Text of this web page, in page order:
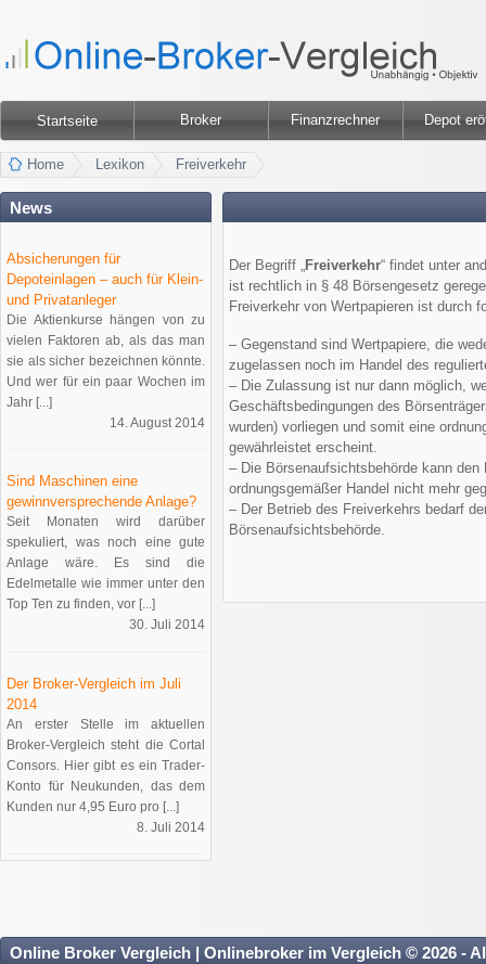
Startseite Broker Finanzrechner Depot
Home Lexikon Freiverkehr
News
Absicherungen für
Depoteinlagen – auch für Klein-
und Privatanleger
Die Aktienkurse hängen von zu
vielen Faktoren ab, als das man
sie als sicher bezeichnen könnte.
Und wer für ein paar Wochen im
Jahr [...]
14. August 2014
Sind Maschinen eine
gewinnversprechende Anlage?
Seit Monaten wird darüber
spekuliert, was noch eine gute
Anlage wäre. Es sind die
Edelmetalle wie immer unter den
Top Ten zu finden, vor [...]
30. Juli 2014
Der Broker-Vergleich im Juli
2014
An erster Stelle im aktuellen
Broker-Vergleich steht die Cortal
Consors. Hier gibt es ein Trader-
Konto für Neukunden, das dem
Kunden nur 4,95 Euro pro [...]
8. Juli 2014
Der Begriff „Freiverkehr“ findet unter
ist rechtlich in § 48 Börsengesetz
Freiverkehr von Wertpapieren ist durch
– Gegenstand sind Wertpapiere, die
zugelassen noch im Handel des
– Die Zulassung ist nur dann möglich,
Geschäftsbedingungen des
wurden) vorliegen und somit eine
gewährleistet erscheint.
– Die Börsenaufsichtsbehörde kann
ordnungsgemäßer Handel nicht mehr
– Der Betrieb des Freiverkehrs bedarf
Börsenaufsichtsbehörde.
Online Broker Vergleich | Onlinebroker im Vergleich © 2026 -